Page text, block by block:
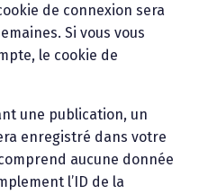
de connexion sera
Si vous vous
le cookie de
une publication, un
enregistré dans votre
aucune donnée
l’ID de la